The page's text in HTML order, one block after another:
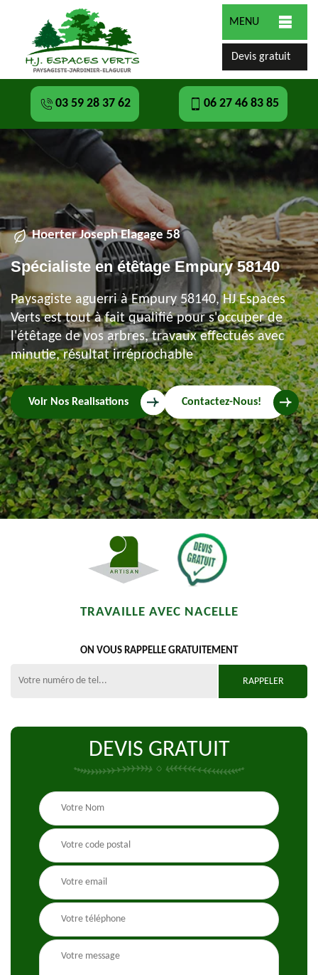
MENU
Devis gratuit
03 59 28 37 62 06 27 46 83 85
Hoerter Joseph Elagage 58
Spécialiste en étêtage Empury 58140
Paysagiste aguerri à Empury 58140, HJ Espaces
Verts est tout à fait qualifié pour s'occuper de
l'étêtage de vos arbres, travaux effectués avec
minutie, résultat irréprochable
Voir Nos Realisations Contactez-Nous!
TRAVAILLE AVEC NACELLE
ON VOUS RAPPELLE GRATUITEMENT
DEVIS GRATUIT